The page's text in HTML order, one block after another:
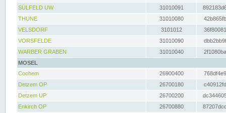
SÜLFELD UW
31010091
THUNE
31010080
VELSDORF
3101012
VORSFELDE
31010090
WARBER GRABEN
31010040
MOSEL
Cochem
26900400
Detzem OP
26700180
Detzem UP
26700200
Enkirch OP
26700880